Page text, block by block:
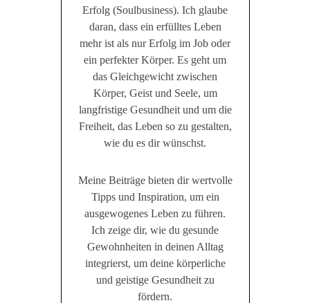
Erfolg (Soulbusiness). Ich glaube
daran, dass ein erfülltes Leben
mehr ist als nur Erfolg im Job oder
ein perfekter Körper. Es geht um
das Gleichgewicht zwischen
Körper, Geist und Seele, um
langfristige Gesundheit und um die
Freiheit, das Leben so zu gestalten,
wie du es dir wünschst.
Meine Beiträge bieten dir wertvolle
Tipps und Inspiration, um ein
ausgewogenes Leben zu führen.
Ich zeige dir, wie du gesunde
Gewohnheiten in deinen Alltag
integrierst, um deine körperliche
und geistige Gesundheit zu
fördern.